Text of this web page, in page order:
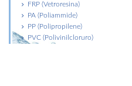
FRP (Vetroresina)
PA (Poliammide)
PP (Polipropilene)
PVC (Polivinilcloruro)